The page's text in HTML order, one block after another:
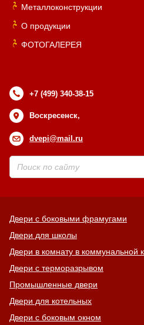
Металлоконструкции
О продукции
ФОТОГАЛЕРЕЯ
+7 (499) 340-38-15
Воскресенск,
dvepi@mail.ru
Двери с боковыми фрамугами
Двери для школы
Двери в комнату в коммунальной
Двери с терморазрывом
Промышленные двери
Двери для котельных
Двери с боковым окном